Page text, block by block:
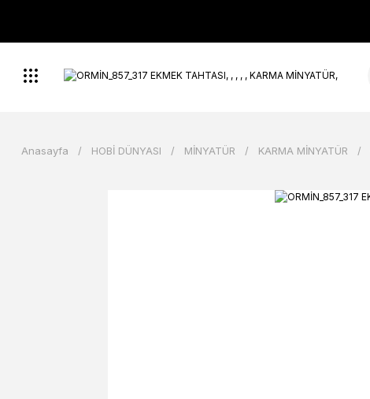
Anasayfa HOBİ DÜNYASI MİNYATÜR KARMA MİNYATÜR